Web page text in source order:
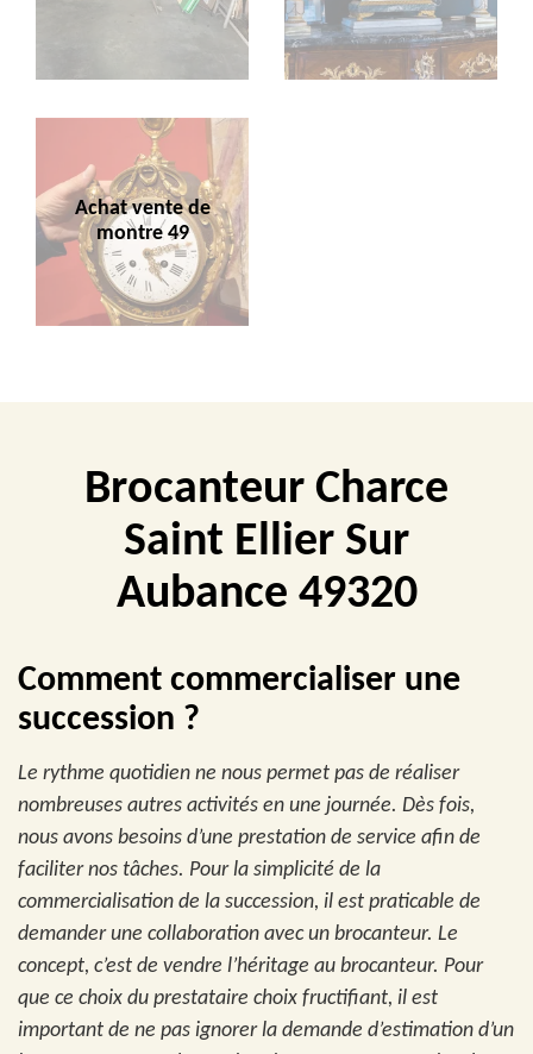
Achat vente de
montre 49
Brocanteur Charce
Saint Ellier Sur
Aubance 49320
Comment commercialiser une
succession ?
Le rythme quotidien ne nous permet pas de réaliser
nombreuses autres activités en une journée. Dès fois,
nous avons besoins d’une prestation de service afin de
faciliter nos tâches. Pour la simplicité de la
commercialisation de la succession, il est praticable de
demander une collaboration avec un brocanteur. Le
concept, c’est de vendre l’héritage au brocanteur. Pour
que ce choix du prestataire choix fructifiant, il est
important de ne pas ignorer la demande d’estimation d’un